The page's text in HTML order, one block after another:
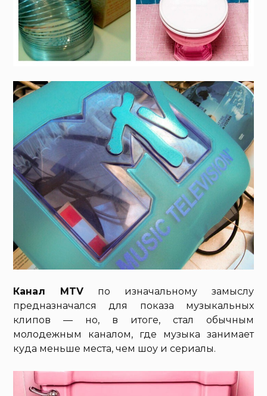
Канал MTV по изначальному замыслу
предназначался для показа музыкальных
клипов — но, в итоге, стал обычным
молодежным каналом, где музыка занимает
куда меньше места, чем шоу и сериалы.